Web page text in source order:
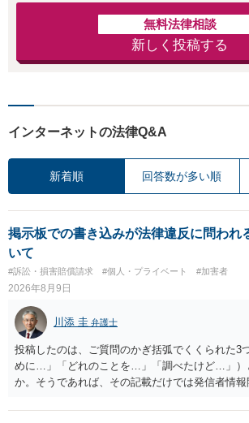
無料法律相談
新しく投稿する
インターネットの法律Q&A
新着順 回答数が多い順
掲示板での書き込みが法律違反に問われ
いて
#訴訟・損害賠償請求 #個人・プライベート #加害者
2026年8月9日
川添 圭 弁護士
投稿したのは、ご質問のかぎ括弧でくくられた3
めに…」「どれのことを…」「調べたけど…」）
か。そうであれば、その記載だけでは発信者情
ただ、「328が名誉毀損、偽計業務妨害、侮辱罪